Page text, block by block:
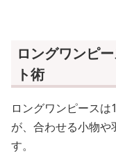
ロングワンピ
ト術
ロングワンピース
が、合わせる小物や
す。